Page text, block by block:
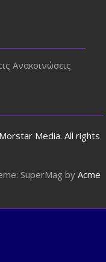
Ανακοινώσεις
Media. All rights
SuperMag byAcme